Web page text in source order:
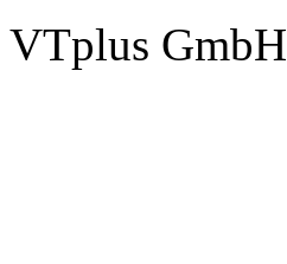
VTplus GmbH